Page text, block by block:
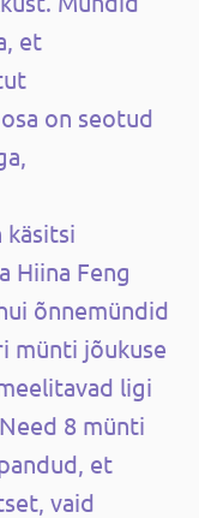
et
on seotud
käsitsi
Hiina Feng
õnnemündid
münti jõukuse
ligi
8 münti
et
vaid